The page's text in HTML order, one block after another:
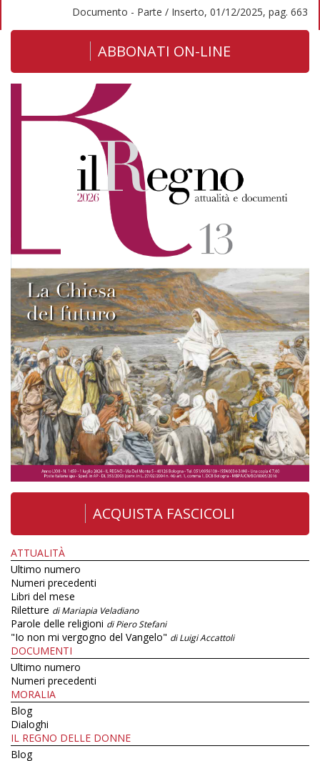
Documento - Parte / Inserto, 01/12/2025, pag. 663
ABBONATI ON-LINE
ACQUISTA FASCICOLI
ATTUALITÀ
Ultimo numero
Numeri precedenti
Libri del mese
Riletture di Mariapia Veladiano
Parole delle religioni di Piero Stefani
"Io non mi vergogno del Vangelo" di Luigi Accattoli
DOCUMENTI
Ultimo numero
Numeri precedenti
MORALIA
Blog
Dialoghi
IL REGNO DELLE DONNE
Blog